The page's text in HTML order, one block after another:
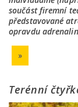
součást firemní
představované
opravdu
»
Terénní